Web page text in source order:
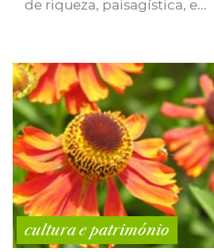
de riqueza, paisagística, e...
cultura e património